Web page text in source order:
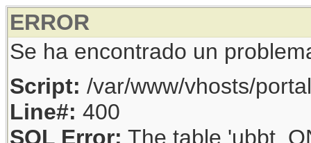
ERROR
Se ha encontrado un
Script: /var/www/vhosts/
Line#: 400
SQL Error: The table